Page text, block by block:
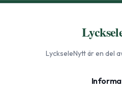
LyckseleNyttär en del